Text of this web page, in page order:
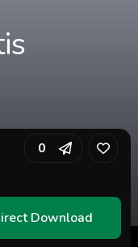
0
Download